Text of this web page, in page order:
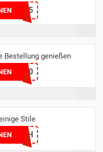
Bestellung genießen
Stile
FRISH